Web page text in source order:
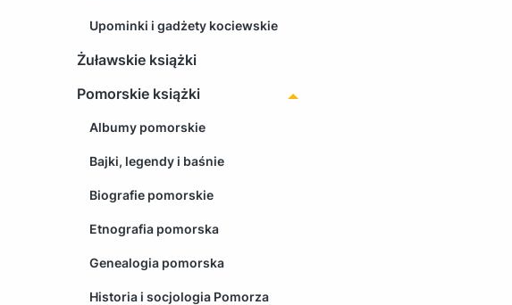
Upominki i gadżety kociewskie
Żuławskie książki
Pomorskie książki
Albumy pomorskie
Bajki, legendy i baśnie
Biografie pomorskie
Etnografia pomorska
Genealogia pomorska
Historia i socjologia Pomorza